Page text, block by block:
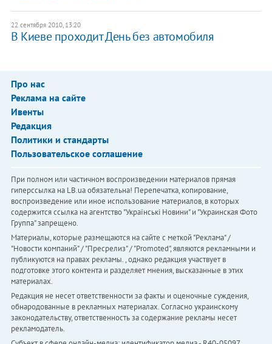
22 сентября 2010, 13:20
В Киеве проходит День без автомобиля
Про нас
Реклама на сайте
Ивенты
Редакция
Политики и стандарты
Пользовательское соглашение
При полном или частичном воспроизведении материалов прямая
гиперссылка на LB.ua обязательна! Перепечатка, копирование,
воспроизведение или иное использование материалов, в которых
содержится ссылка на агентство "Українськi Новини" и "Украинская Фото
Группа" запрещено.
Материалы, которые размещаются на сайте с меткой "Реклама" /
"Новости компаний" / "Пресрелиз" / "Promoted", являются рекламными и
публикуются на правах рекламы. , однако редакция участвует в
подготовке этого контента и разделяет мнения, высказанные в этих
материалах.
Редакция не несет ответственности за факты и оценочные суждения,
обнародованные в рекламных материалах. Согласно украинскому
законодательству, ответственность за содержание рекламы несет
рекламодатель.